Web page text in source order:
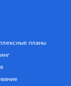
планы